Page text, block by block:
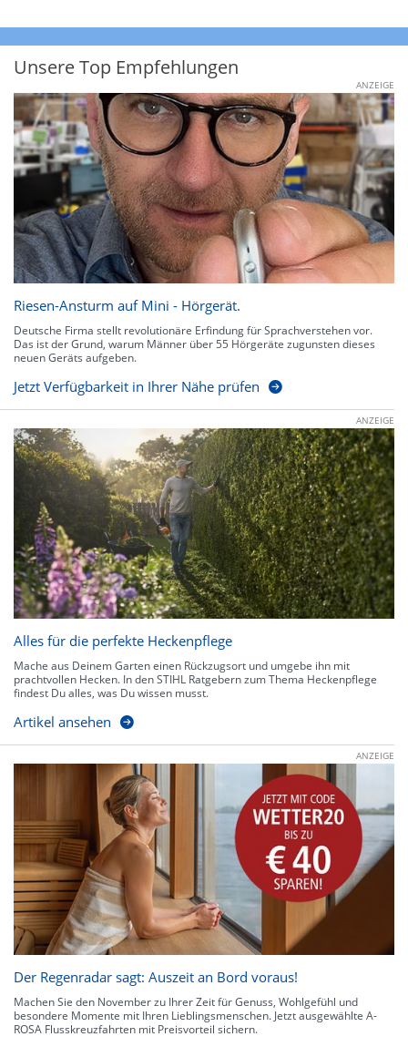
Unsere Top Empfehlungen
ANZEIGE
Riesen-Ansturm auf Mini - Hörgerät.
Deutsche Firma stellt revolutionäre Erfindung für Sprachverstehen vor.
Das ist der Grund, warum Männer über 55 Hörgeräte zugunsten dieses
neuen Geräts aufgeben.
Jetzt Verfügbarkeit in Ihrer Nähe prüfen
ANZEIGE
Alles für die perfekte Heckenpflege
Mache aus Deinem Garten einen Rückzugsort und umgebe ihn mit
prachtvollen Hecken. In den STIHL Ratgebern zum Thema Heckenpflege
findest Du alles, was Du wissen musst.
Artikel ansehen
ANZEIGE
Der Regenradar sagt: Auszeit an Bord voraus!
Machen Sie den November zu Ihrer Zeit für Genuss, Wohlgefühl und
besondere Momente mit Ihren Lieblingsmenschen. Jetzt ausgewählte A-
ROSA Flusskreuzfahrten mit Preisvorteil sichern.